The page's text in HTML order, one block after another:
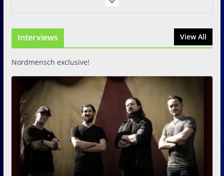
Interviews View All
Nordmensch exclusive!